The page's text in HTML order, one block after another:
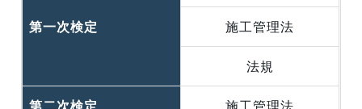
第一次検定 施工管理法
法規